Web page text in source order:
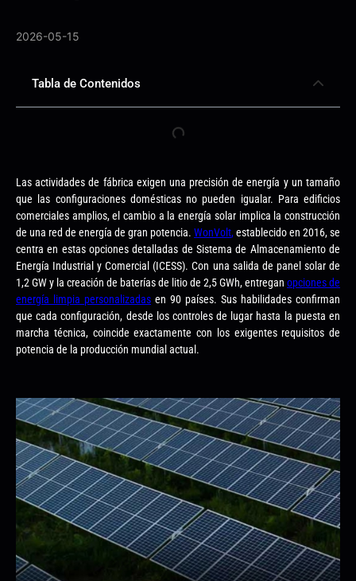
2026-05-15
Tabla de Contenidos
Las actividades de fábrica exigen una precisión de energía y un tamaño
que las configuraciones domésticas no pueden igualar. Para edificios
comerciales amplios, el cambio a la energía solar implica la construcción
de una red de energía de gran potencia. WonVolt,establecido en 2016, se
centra en estas opciones detalladas de Sistema de Almacenamiento de
Energía Industrial y Comercial (ICESS). Con una salida de panel solar de
1,2 GW y la creación de baterías de litio de 2,5 GWh, entregan opciones de
energía limpia personalizadas en 90 países. Sus habilidades confirman
que cada configuración, desde los controles de lugar hasta la puesta en
marcha técnica, coincide exactamente con los exigentes requisitos de
potencia de la producción mundial actual.